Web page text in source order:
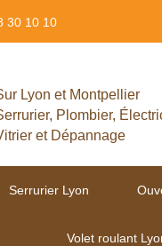
30 10 10
Lyon et Montpellier
Plombier,
et Dépannage
Serrurier Lyon
Volet roulant